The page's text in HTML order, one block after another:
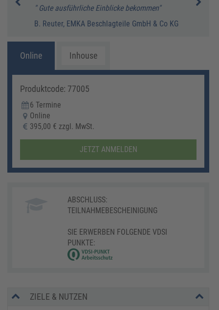
" Gute ausführliche Einblicke bekommen"
B. Reuter, EMKA Beschlagteile GmbH & Co KG
Online Inhouse
Produktcode: 77005
6 Termine
Online
395,00 € zzgl. MwSt.
JETZT ANMELDEN
ABSCHLUSS:
TEILNAHMEBESCHEINIGUNG
SIE ERWERBEN FOLGENDE VDSI
PUNKTE:
ZIELE & NUTZEN